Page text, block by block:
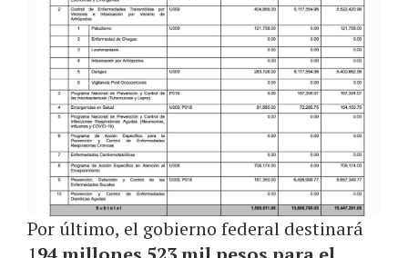
Por último, el gobierno federal destinará